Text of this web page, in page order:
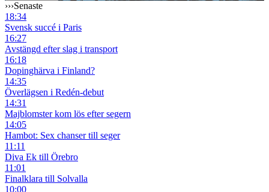
›››Senaste
18:34
Svensk succé i Paris
16:27
Avstängd efter slag i transport
16:18
Dopinghärva i Finland?
14:35
Överlägsen i Redén-debut
14:31
Majblomster kom lös efter segern
14:05
Hambot: Sex chanser till seger
11:11
Diva Ek till Örebro
11:01
Finalklara till Solvalla
10:00